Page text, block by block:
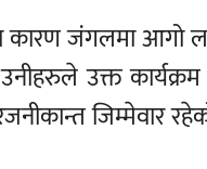
जंगलमा आगो
उक्त
जिम्मेवार